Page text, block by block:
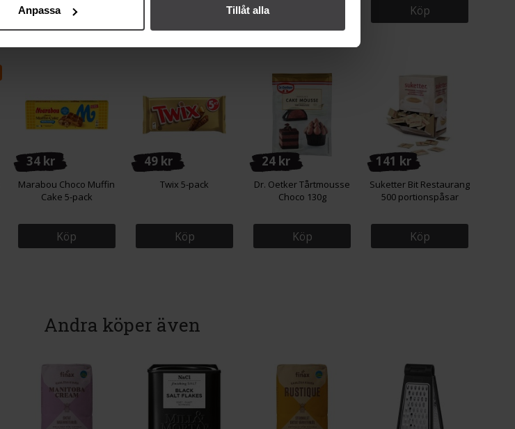
Anpassa Tillåt alla
Köp Köp
34 kr
Marabou Choco Muffin
Cake 5-pack
Köp
49 kr
Twix 5-pack
Köp
24 kr
Dr. Oetker Tårtmousse
Choco 130g
Köp
141 kr
Suketter Bit Restaurang
500 portionspåsar
Köp
Andra köper även